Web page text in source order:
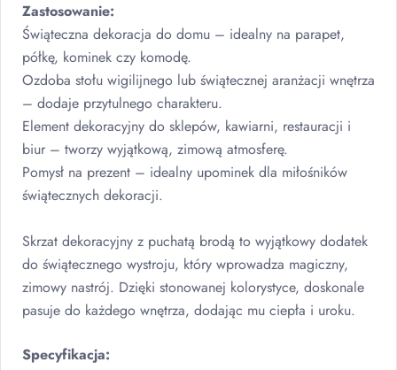
Zastosowanie:
Świąteczna dekoracja do domu – idealny na parapet,
półkę, kominek czy komodę.
Ozdoba stołu wigilijnego lub świątecznej aranżacji wnętrza
– dodaje przytulnego charakteru.
Element dekoracyjny do sklepów, kawiarni, restauracji i
biur – tworzy wyjątkową, zimową atmosferę.
Pomysł na prezent – idealny upominek dla miłośników
świątecznych dekoracji.
Skrzat dekoracyjny z puchatą brodą to wyjątkowy dodatek
do świątecznego wystroju, który wprowadza magiczny,
zimowy nastrój. Dzięki stonowanej kolorystyce, doskonale
pasuje do każdego wnętrza, dodając mu ciepła i uroku.
Specyfikacja: